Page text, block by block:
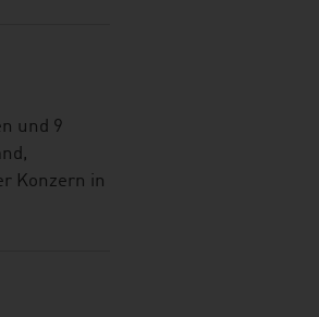
und 9
Konzern in